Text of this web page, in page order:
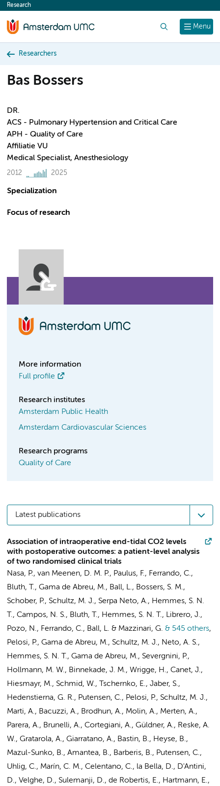
content
Menu
Research
Researchers
Bas Bossers
DR.
ACS - Pulmonary Hypertension and Critical Care
APH - Quality of Care
Affiliatie VU
Medical Specialist, Anesthesiology
2012 2025
Specialization
Focus of research
More information
Full profile
Research institutes
Amsterdam Public Health
Amsterdam Cardiovascular Sciences
Research programs
Quality of Care
Latest publications
Association of intraoperative end-tidal CO2 levels
with postoperative outcomes: a patient-level analysis
of two randomised clinical trials
Nasa, P., van Meenen, D. M. P., Paulus, F., Ferrando, C.,
Bluth, T., Gama de Abreu, M., Ball, L., Bossers, S. M.,
Schober, P., Schultz, M. J., Serpa Neto, A., Hemmes, S. N.
T., Campos, N. S., Bluth, T., Hemmes, S. N. T., Librero, J.,
Pozo, N., Ferrando, C., Ball, L. & Mazzinari, G. & 545 others,
Pelosi, P., Gama de Abreu, M., Schultz, M. J., Neto, A. S.,
Hemmes, S. N. T., Gama de Abreu, M., Severgnini, P.,
Hollmann, M. W., Binnekade, J. M., Wrigge, H., Canet, J.,
Hiesmayr, M., Schmid, W., Tschernko, E., Jaber, S.,
Hedenstierna, G. R., Putensen, C., Pelosi, P., Schultz, M. J.,
Marti, A., Bacuzzi, A., Brodhun, A., Molin, A., Merten, A.,
Parera, A., Brunelli, A., Cortegiani, A., Güldner, A., Reske, A.
W., Gratarola, A., Giarratano, A., Bastin, B., Heyse, B.,
Mazul-Sunko, B., Amantea, B., Barberis, B., Putensen, C.,
Uhlig, C., Marín, C. M., Celentano, C., la Bella, D., D'Antini,
D., Velghe, D., Sulemanji, D., de Robertis, E., Hartmann, E.,